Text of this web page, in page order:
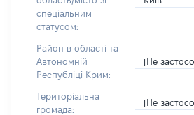
спеціальним
статусом:
Район в області та
Автономній
Республіці Крим:
[Не
Територіальна
громада:
[Не